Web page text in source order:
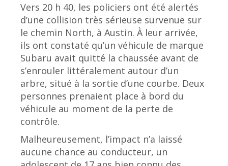
Vers 20 h 40, les policiers ont été alertés
d’une collision très sérieuse survenue sur
le chemin North, à Austin. À leur arrivée,
ils ont constaté qu’un véhicule de marque
Subaru avait quitté la chaussée avant de
s’enrouler littéralement autour d’un
arbre, situé à la sortie d’une courbe. Deux
personnes prenaient place à bord du
véhicule au moment de la perte de
contrôle.
Malheureusement, l’impact n’a laissé
aucune chance au conducteur, un